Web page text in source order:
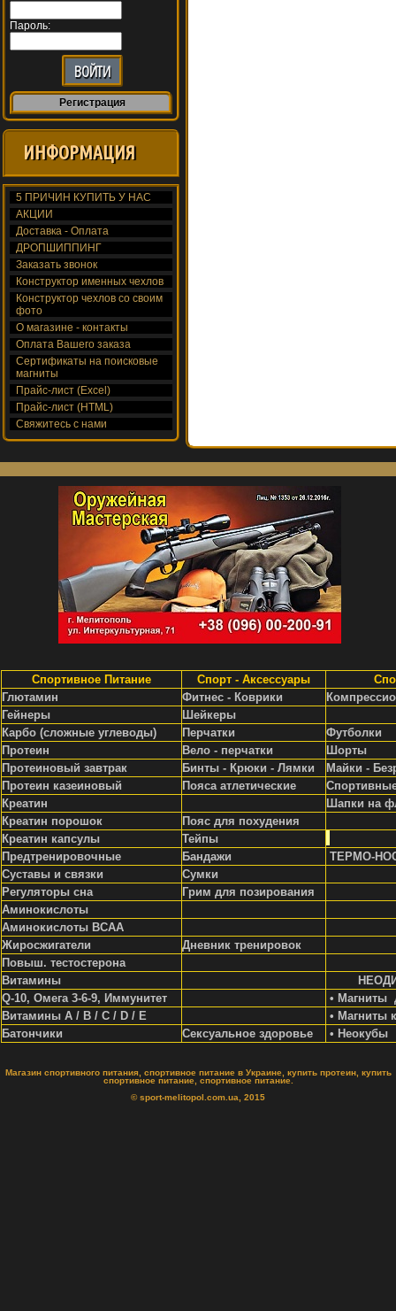
Пароль:
Регистрация
ИНФОРМАЦИЯ
5 ПРИЧИН КУПИТЬ У НАС
АКЦИИ
Доставка - Оплата
ДРОПШИППИНГ
Заказать звонок
Конструктор именных чехлов
Конструктор чехлов со своим
фото
О магазине - контакты
Оплата Вашего заказа
Сертификаты на поисковые
магниты
Прайс-лист (Excel)
Прайс-лист (HTML)
Свяжитесь с нами
Спортивное Питание Спорт - Аксессуары
Глютамин
Фитнес - Коврики
Гейнеры
Шейкеры
Карбо (сложные углеводы)
Перчатки
Футболки
Протеин
Вело - перчатки
Шорты
Протеиновый завтрак
Бинты - Крюки - Лямки
Майки -
Протеин казеиновый
Пояса атлетические
Креатин
Шапки на
Креатин порошок
Пояс для похудения
Креатин капсулы
Тейпы
Предтренировочные
Бандажи
ТЕРМО-
Суставы и связки
Сумки
Регуляторы сна
Грим для позирования
Аминокислоты
Аминокислоты ВСАА
Жиросжигатели
Дневник тренировок
Повыш. тестостерона
Витамины
Q-10, Омега 3-6-9, Иммунитет
• Магниты
Витамины A / В / С / D / Е
• Магниты
Батончики
Сексуальное здоровье • Неокубы
Магазин спортивного питания, спортивное питание в Украине, купить протеин, купить
спортивное питание, спортивное питание.
© sport-melitopol.com.ua, 2015